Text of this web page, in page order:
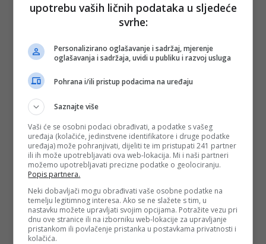
upotrebu vaših ličnih podataka u sljedeće
svrhe:
Personalizirano oglašavanje i sadržaj, mjerenje
oglašavanja i sadržaja, uvidi u publiku i razvoj usluga
Pohrana i/ili pristup podacima na uređaju
Saznajte više
Vaši će se osobni podaci obrađivati, a podatke s vašeg
uređaja (kolačiće, jedinstvene identifikatore i druge podatke
uređaja) može pohranjivati, dijeliti te im pristupati 241 partner
ili ih može upotrebljavati ova web-lokacija. Mi i naši partneri
možemo upotrebljavati precizne podatke o geolociranju.
Popis partnera.
Neki dobavljači mogu obrađivati vaše osobne podatke na
temelju legitimnog interesa. Ako se ne slažete s tim, u
nastavku možete upravljati svojim opcijama. Potražite vezu pri
dnu ove stranice ili na izborniku web-lokacije za upravljanje
pristankom ili povlačenje pristanka u postavkama privatnosti i
kolačića.